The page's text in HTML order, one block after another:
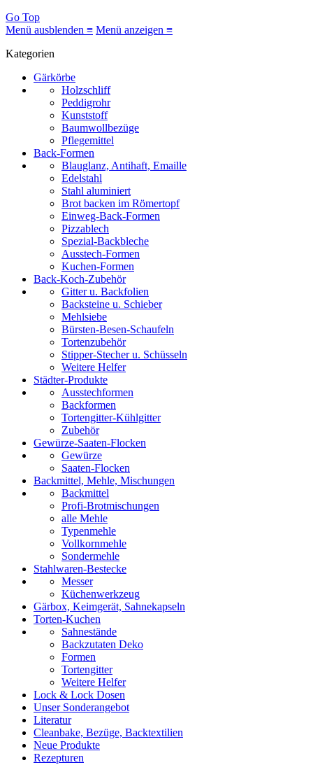
Go Top
Menü ausblenden ≡ Menü anzeigen ≡
Kategorien
Gärkörbe
Holzschliff
Peddigrohr
Kunststoff
Baumwollbezüge
Pflegemittel
Back-Formen
Blauglanz, Antihaft, Emaille
Edelstahl
Stahl aluminiert
Brot backen im Römertopf
Einweg-Back-Formen
Pizzablech
Spezial-Backbleche
Ausstech-Formen
Kuchen-Formen
Back-Koch-Zubehör
Gitter u. Backfolien
Backsteine u. Schieber
Mehlsiebe
Bürsten-Besen-Schaufeln
Tortenzubehör
Stipper-Stecher u. Schüsseln
Weitere Helfer
Städter-Produkte
Ausstechformen
Backformen
Tortengitter-Kühlgitter
Zubehör
Gewürze-Saaten-Flocken
Gewürze
Saaten-Flocken
Backmittel, Mehle, Mischungen
Backmittel
Profi-Brotmischungen
alle Mehle
Typenmehle
Vollkornmehle
Sondermehle
Stahlwaren-Bestecke
Messer
Küchenwerkzeug
Gärbox, Keimgerät, Sahnekapseln
Torten-Kuchen
Sahnestände
Backzutaten Deko
Formen
Tortengitter
Weitere Helfer
Lock & Lock Dosen
Unser Sonderangebot
Literatur
Cleanbake, Bezüge, Backtextilien
Neue Produkte
Rezepturen